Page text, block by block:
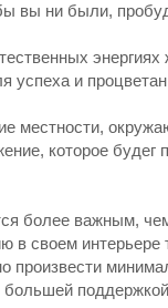
вы ни были,
успеха и
местности,
которое будег
более важным,
в своем
произвести